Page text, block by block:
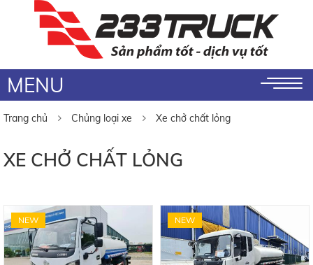
MENU
Trang chủ Chủng loại xe Xe chở chất lỏng
XE CHỞ CHẤT LỎNG
NEW NEW